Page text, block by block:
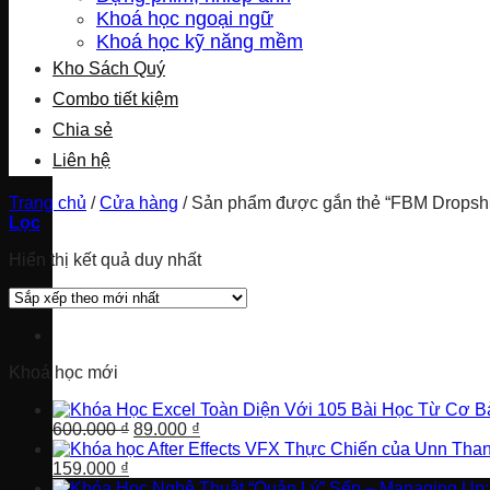
Khoá học ngoại ngữ
Khoá học kỹ năng mềm
Kho Sách Quý
Combo tiết kiệm
Chia sẻ
Liên hệ
Trang chủ / Cửa hàng /Sản phẩm được gắn thẻ “FBM
Lọc
Hiển thị kết quả duy nhất
Khoá học mới
600.000₫ Giá
gốc
89.000 ₫
hiện
Giá
159.000 ₫